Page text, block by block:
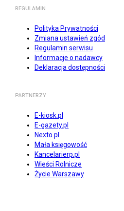
REGULAMIN
Polityka Prywatności
Zmiana ustawień zgód
Regulamin serwisu
Informacje o nadawcy
Deklaracja dostępności
PARTNERZY
E-kiosk.pl
E-gazety.pl
Nexto.pl
Mała księgowość
Kancelarierp.pl
Wieści Rolnicze
Życie Warszawy